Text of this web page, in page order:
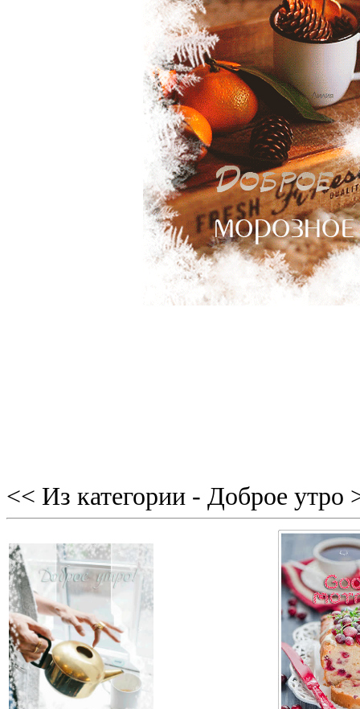
<< Из категории - Доброе утро